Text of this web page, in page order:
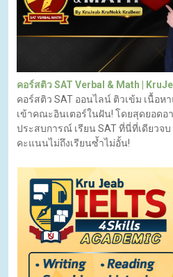
คอร์สติว SAT Verbal & Math |
คอร์สติว SAT ออนไลน์ ติวเข้ม เนื้อห
เข้าคณะอินเตอร์ในฝัน! โดยสุดยอด
ประสบการณ์ เรียน SAT ที่นี่ที่เดียวจ
คะแนนไม่ถึงเรียนซ้ำไม่อั้น!